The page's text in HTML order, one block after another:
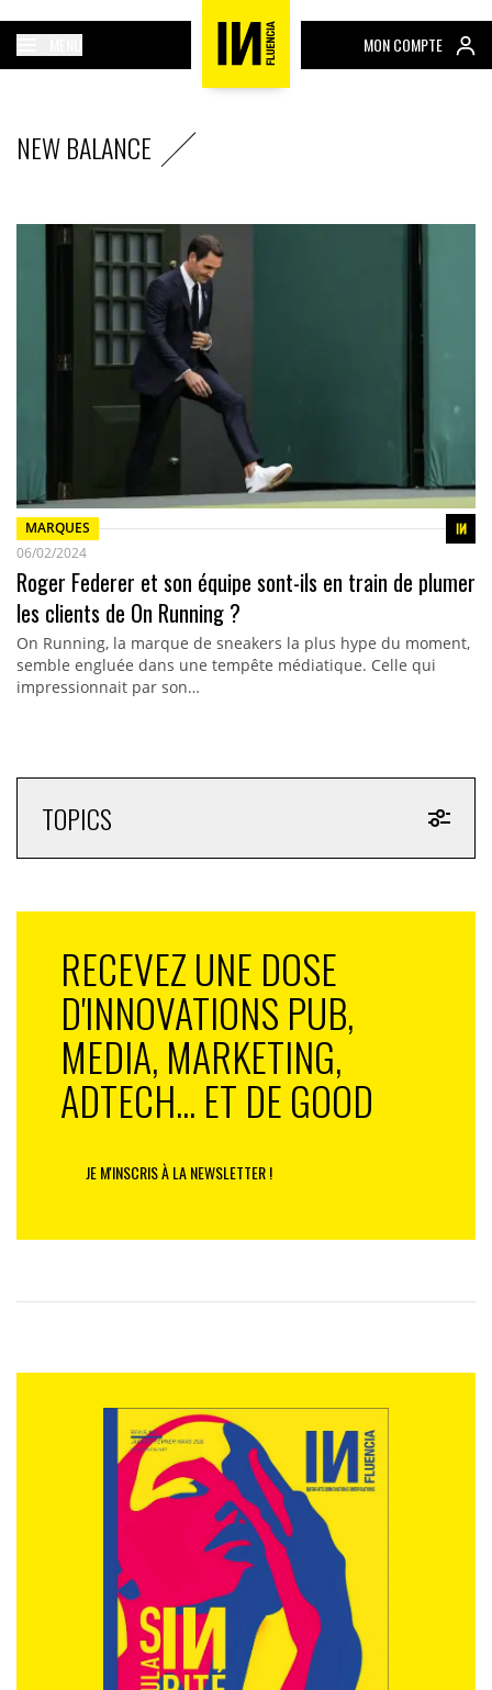
MON COMPTE
NEW BALANCE
MARQUES
06/02/2024
Roger Federer et son équipe sont-ils en train de plumer
les clients de On Running ?
On Running, la marque de sneakers la plus hype du moment,
semble engluée dans une tempête médiatique. Celle qui
impressionnait par son…
TOPICS
RECEVEZ UNE DOSE
D'INNOVATIONS PUB,
MEDIA, MARKETING,
ADTECH... ET DE GOOD
JE M'INSCRIS À LA NEWSLETTER !